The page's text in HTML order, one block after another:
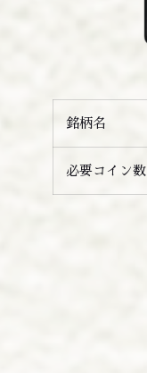
銘柄名
必要コイン数